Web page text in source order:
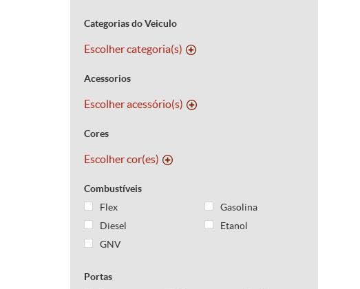
Categorias do Veiculo
Escolher categoria(s)
Acessorios
Escolher acessório(s)
Cores
Escolher cor(es)
Combustíveis
Flex
Gasolina
Diesel
Etanol
GNV
Portas